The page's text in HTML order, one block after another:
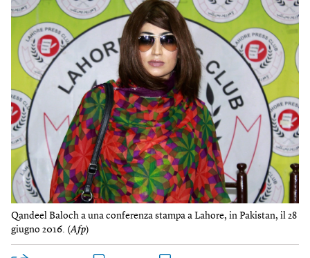
Qandeel Baloch a una conferenza stampa a Lahore, in Pakistan, il 28
giugno 2016. (Afp)